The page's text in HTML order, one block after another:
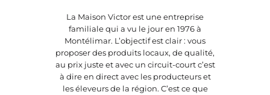
La Maison Victor est une entreprise
familiale qui a vu le jour en 1976 à
Montélimar. L’objectif est clair : vous
proposer des produits locaux, de qualité,
au prix juste et avec un circuit-court c’est
à dire en direct avec les producteurs et
les éleveurs de la région. C’est ce que